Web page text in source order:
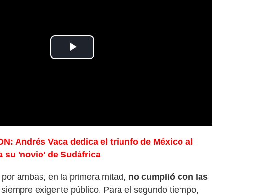
Play
Andrés Vaca dedica el triunfo de México al
su 'novio' de Sudáfrica
ambas, en la primera mitad, no cumplió con las
exigente público. Para el segundo tiempo,